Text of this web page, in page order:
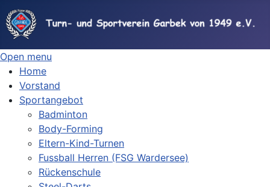
Open menu
Home
Vorstand
Sportangebot
Badminton
Body-Forming
Eltern-Kind-Turnen
Fussball Herren (FSG Wardersee)
Rückenschule